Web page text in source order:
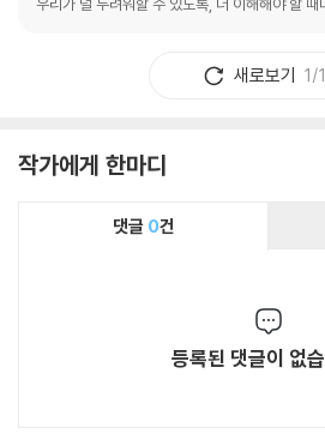
새로보기 1/
작가에게 한마디
댓글 0건
등록된 댓글이 없